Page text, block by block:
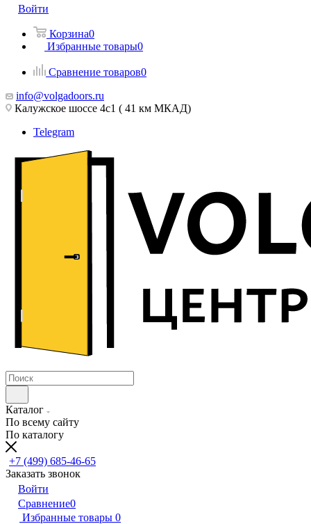
Войти
Корзина0
Избранные товары0
Сравнение товаров0
info@volgadoors.ru
Калужское шоссе 4с1 ( 41 км МКАД)
Telegram
Каталог
По всему сайту
По каталогу
+7 (499) 685-46-65
Заказать звонок
Войти
Сравнение0
Избранные товары 0